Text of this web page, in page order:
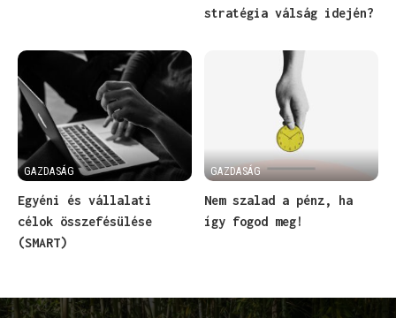
stratégia válság idején?
GAZDASÁG
Egyéni és vállalati
célok összefésülése
(SMART)
GAZDASÁG
Nem szalad a pénz, ha
így fogod meg!